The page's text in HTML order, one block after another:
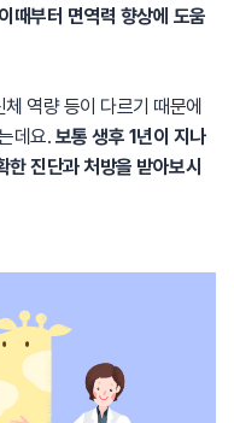
때부터 면역력 향상에 도움
역량 등이 다르기 때문에
데요. 보통 생후 1년이 지나
진단과 처방을 받아보시